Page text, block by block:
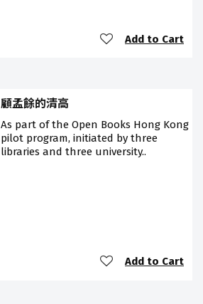
Add to Cart
顧孟餘的清高
As part of the Open Books Hong Kong
pilot program, initiated by three
libraries and three university..
Add to Cart